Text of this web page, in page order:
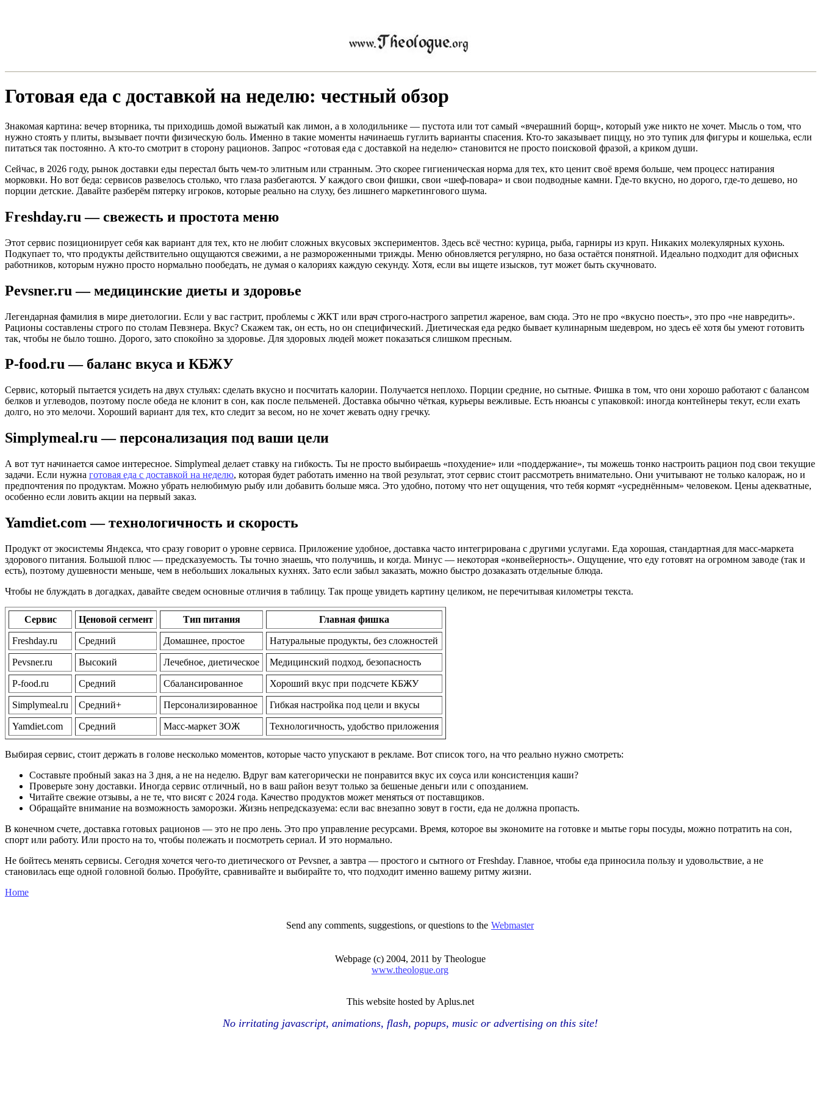
Готовая еда с доставкой на неделю: честный обзор
Знакомая картина: вечер вторника, ты приходишь домой выжатый как лимон, а в холодильнике — пустота или тот самый «вчерашний борщ», который уже никто не хочет. Мысль о том, что
нужно стоять у плиты, вызывает почти физическую боль. Именно в такие моменты начинаешь гуглить варианты спасения. Кто-то заказывает пиццу, но это тупик для фигуры и кошелька, если
питаться так постоянно. А кто-то смотрит в сторону рационов. Запрос «готовая еда с доставкой на неделю» становится не просто поисковой фразой, а криком души.
Сейчас, в 2026 году, рынок доставки еды перестал быть чем-то элитным или странным. Это скорее гигиеническая норма для тех, кто ценит своё время больше, чем процесс натирания
морковки. Но вот беда: сервисов развелось столько, что глаза разбегаются. У каждого свои фишки, свои «шеф-повара» и свои подводные камни. Где-то вкусно, но дорого, где-то дешево, но
порции детские. Давайте разберём пятерку игроков, которые реально на слуху, без лишнего маркетингового шума.
Freshday.ru — свежесть и простота меню
Этот сервис позиционирует себя как вариант для тех, кто не любит сложных вкусовых экспериментов. Здесь всё честно: курица, рыба, гарниры из круп. Никаких молекулярных кухонь.
Подкупает то, что продукты действительно ощущаются свежими, а не размороженными трижды. Меню обновляется регулярно, но база остаётся понятной. Идеально подходит для офисных
работников, которым нужно просто нормально пообедать, не думая о калориях каждую секунду. Хотя, если вы ищете изысков, тут может быть скучновато.
Pevsner.ru — медицинские диеты и здоровье
Легендарная фамилия в мире диетологии. Если у вас гастрит, проблемы с ЖКТ или врач строго-настрого запретил жареное, вам сюда. Это не про «вкусно поесть», это про «не навредить».
Рационы составлены строго по столам Певзнера. Вкус? Скажем так, он есть, но он специфический. Диетическая еда редко бывает кулинарным шедевром, но здесь её хотя бы умеют готовить
так, чтобы не было тошно. Дорого, зато спокойно за здоровье. Для здоровых людей может показаться слишком пресным.
P-food.ru — баланс вкуса и КБЖУ
Сервис, который пытается усидеть на двух стульях: сделать вкусно и посчитать калории. Получается неплохо. Порции средние, но сытные. Фишка в том, что они хорошо работают с балансом
белков и углеводов, поэтому после обеда не клонит в сон, как после пельменей. Доставка обычно чёткая, курьеры вежливые. Есть нюансы с упаковкой: иногда контейнеры текут, если ехать
долго, но это мелочи. Хороший вариант для тех, кто следит за весом, но не хочет жевать одну гречку.
Simplymeal.ru — персонализация под ваши цели
А вот тут начинается самое интересное. Simplymeal делает ставку на гибкость. Ты не просто выбираешь «похудение» или «поддержание», ты можешь тонко настроить рацион под свои текущие
задачи. Если нужна готовая еда с доставкой на неделю, которая будет работать именно на твой результат, этот сервис стоит рассмотреть внимательно. Они учитывают не только калораж, но и
предпочтения по продуктам. Можно убрать нелюбимую рыбу или добавить больше мяса. Это удобно, потому что нет ощущения, что тебя кормят «усреднённым» человеком. Цены адекватные,
особенно если ловить акции на первый заказ.
Yamdiet.com — технологичность и скорость
Продукт от экосистемы Яндекса, что сразу говорит о уровне сервиса. Приложение удобное, доставка часто интегрирована с другими услугами. Еда хорошая, стандартная для масс-маркета
здорового питания. Большой плюс — предсказуемость. Ты точно знаешь, что получишь, и когда. Минус — некоторая «конвейерность». Ощущение, что еду готовят на огромном заводе (так и
есть), поэтому душевности меньше, чем в небольших локальных кухнях. Зато если забыл заказать, можно быстро дозаказать отдельные блюда.
Чтобы не блуждать в догадках, давайте сведем основные отличия в таблицу. Так проще увидеть картину целиком, не перечитывая километры текста.
Сервис Ценовой сегмент Тип питания Главная фишка
Freshday.ru Средний Домашнее, простое Натуральные продукты, без сложностей
Pevsner.ru Высокий Лечебное, диетическое Медицинский подход, безопасность
P-food.ru Средний Сбалансированное Хороший вкус при подсчете КБЖУ
Simplymeal.ru Средний+ Персонализированное Гибкая настройка под цели и вкусы
Yamdiet.com Средний Масс-маркет ЗОЖ Технологичность, удобство приложения
Выбирая сервис, стоит держать в голове несколько моментов, которые часто упускают в рекламе. Вот список того, на что реально нужно смотреть:
Составьте пробный заказ на 3 дня, а не на неделю. Вдруг вам категорически не понравится вкус их соуса или консистенция каши?
Проверьте зону доставки. Иногда сервис отличный, но в ваш район везут только за бешеные деньги или с опозданием.
Читайте свежие отзывы, а не те, что висят с 2024 года. Качество продуктов может меняться от поставщиков.
Обращайте внимание на возможность заморозки. Жизнь непредсказуема: если вас внезапно зовут в гости, еда не должна пропасть.
В конечном счете, доставка готовых рационов — это не про лень. Это про управление ресурсами. Время, которое вы экономите на готовке и мытье горы посуды, можно потратить на сон,
спорт или работу. Или просто на то, чтобы полежать и посмотреть сериал. И это нормально.
Не бойтесь менять сервисы. Сегодня хочется чего-то диетического от Pevsner, а завтра — простого и сытного от Freshday. Главное, чтобы еда приносила пользу и удовольствие, а не
становилась еще одной головной болью. Пробуйте, сравнивайте и выбирайте то, что подходит именно вашему ритму жизни.
Home
Send any comments, suggestions, or questions to the Webmaster
Webpage (c) 2004, 2011 by Theologue
www.theologue.org
This website hosted by Aplus.net
No irritating javascript, animations, flash, popups, music or advertising on this site!